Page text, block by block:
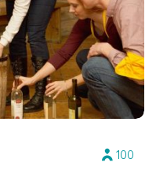
100